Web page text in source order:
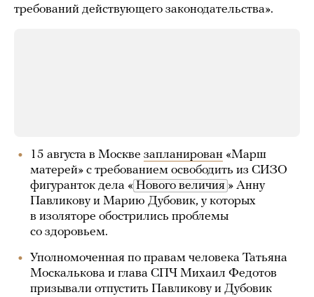
требований действующего законодательства».
15 августа в Москве запланирован «Марш
матерей» с требованием освободить из СИЗО
фигуранток дела « Нового величия » Анну
Павликову и Марию Дубовик, у которых
в изоляторе обострились проблемы
со здоровьем.
Уполномоченная по правам человека Татьяна
Москалькова и глава СПЧ Михаил Федотов
призывали отпустить Павликову и Дубовик